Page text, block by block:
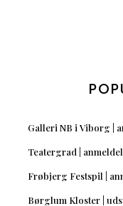
Galleri NB i Viborg |
Teatergrad |
Frøbjerg Festspil |
Børglum Kloster |